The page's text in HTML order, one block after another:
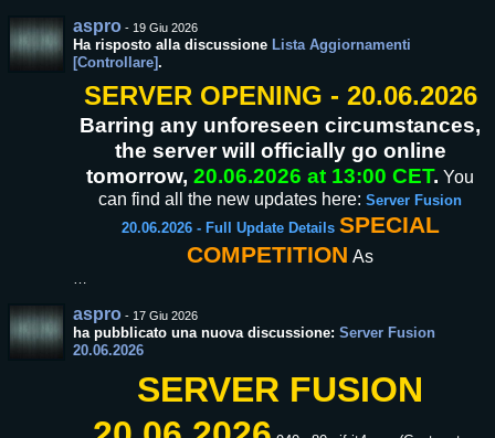
aspro - 19 Giu 2026
Ha risposto alla discussione Lista Aggiornamenti
[Controllare].
SERVER OPENING - 20.06.2026
Barring any unforeseen circumstances,
the server will officially go online
tomorrow, 20.06.2026 at 13:00 CET. You
can find all the new updates here: Server Fusion
20.06.2026 - Full Update Details SPECIAL
COMPETITION As
…
aspro - 17 Giu 2026
ha pubblicato una nuova discussione: Server Fusion
20.06.2026
SERVER FUSION